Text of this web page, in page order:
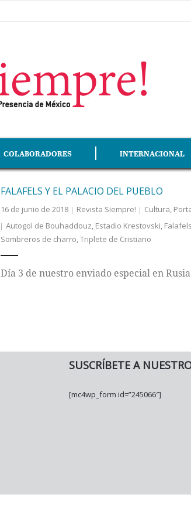
COLABORADORES INTERNACIONAL
FALAFELS Y EL PALACIO DEL PUEBLO
16 de junio de 2018 Revista Siempre! Cultura,
Autogol de Bouhaddouz, Estadio Krestovski, Falafels
Sombreros de charro,Triplete de Cristiano
Día 3 de nuestro enviado especial en
SUSCRÍBETE A
[mc4wp_form id=”245066″]